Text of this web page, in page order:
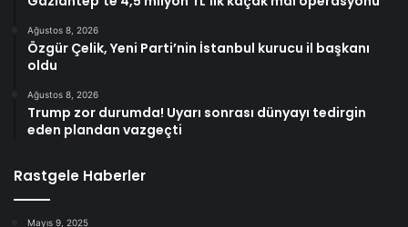
Ağustos 8, 2026
Özgür Çelik, Yeni Parti’nin İstanbul kurucu il başkanı
oldu
Ağustos 8, 2026
Trump zor durumda! Uyarı sonrası dünyayı tedirgin
eden plandan vazgeçti
Rastgele Haberler
Mayıs 9, 2025